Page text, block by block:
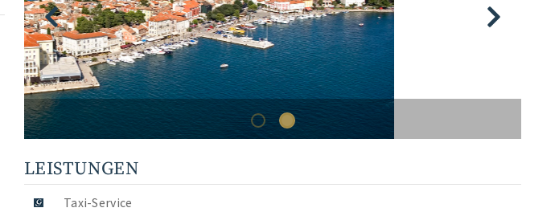
LEISTUNGEN
Taxi-Service